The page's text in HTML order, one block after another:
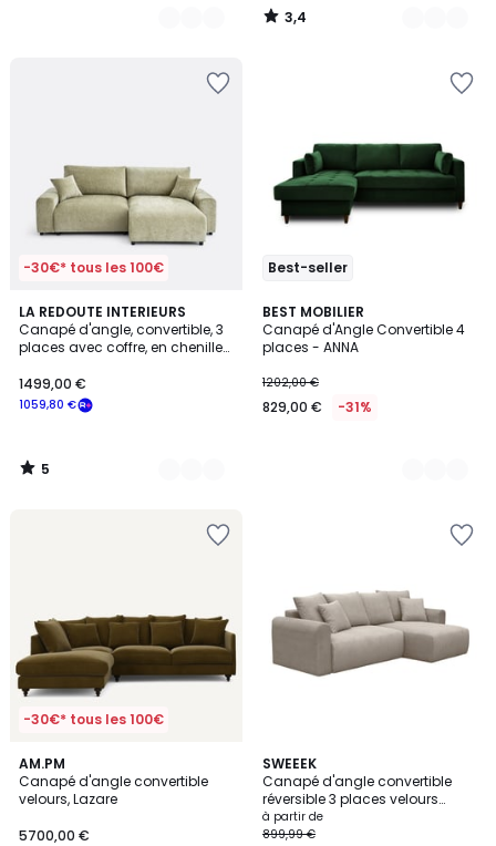
3,4
/
-30€* tous les 100€
LA REDOUTE INTERIEURS
Canapé d'angle, convertible, 3
places avec coffre, en chenille
1059,80 €
1499,00 €
5
/
5
3
Couleurs
5
/
Best-seller
BEST MOBILIER
Canapé d'Angle Convertible 4
places - ANNA
1202,00 €
829,00 € -31%
9
Couleurs
-30€* tous les 100€
AM.PM
Canapé d'angle convertible
velours, Lazare
5700,00 €
16
Couleurs
SWEEEK
Canapé d'angle convertible
réversible 3 places velours
côtelé avec coffre ALMO
à partir de
899,99 €
4,6
/ 5
5
Couleurs